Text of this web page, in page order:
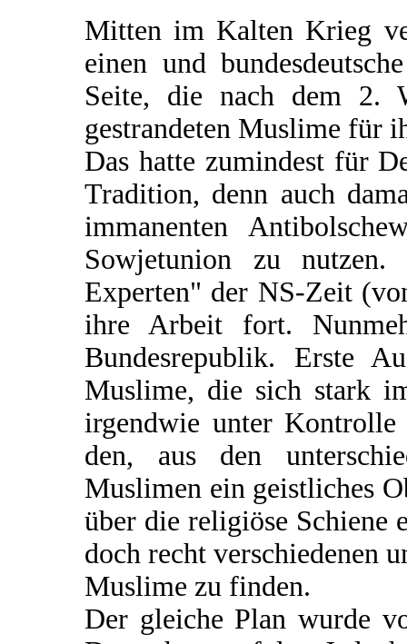
Mitten im Kalten Krieg
einen und
Seite, die nach dem 2.
gestrandeten Muslime für
Das hatte zumindest für
Tradition, denn auch
immanenten
Sowjetunion zu
Experten" der NS-Zeit
ihre Arbeit fort.
Bundesrepublik. Erste
Muslime, die sich stark
irgendwie unter
den, aus den
Muslimen ein geistliches
über die religiöse Schiene
doch recht verschiedenen
Muslime zu finden.
Der gleiche Plan wurde